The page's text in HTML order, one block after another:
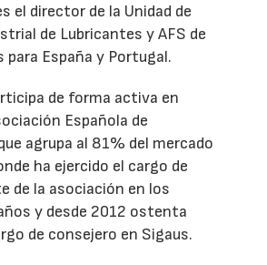
el director de la Unidad de
de Lubricantes y AFS de
para España y Portugal.
de forma activa en
Española de
agrupa al 81% del mercado
ha ejercido el cargo de
de la asociación en los
y desde 2012 ostenta
de consejero en Sigaus.